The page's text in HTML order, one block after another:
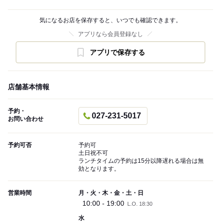
気になるお店を保存すると、いつでも確認できます。
アプリなら会員登録なし
アプリで保存する
店舗基本情報
予約・
お問い合わせ
027-231-5017
予約可否
予約可
土日祝不可
ランチタイムの予約は15分以降遅れる場合は無
効となります。
営業時間 月・火・木・金・土・日
10:00 - 19:00 L.O. 18:30
水